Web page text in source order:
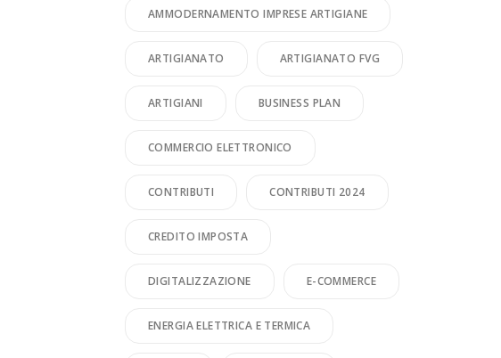
AMMODERNAMENTO IMPRESE ARTIGIANE
ARTIGIANATO ARTIGIANATO FVG
ARTIGIANI BUSINESS PLAN
COMMERCIO ELETTRONICO
CONTRIBUTI CONTRIBUTI 2024
CREDITO IMPOSTA
DIGITALIZZAZIONE E-COMMERCE
ENERGIA ELETTRICA E TERMICA